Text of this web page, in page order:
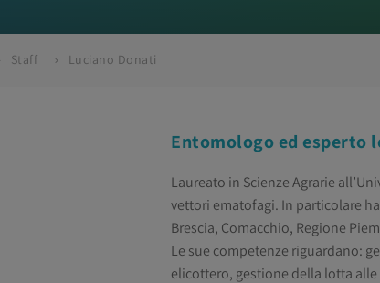
Staff Luciano Donati
Entomologo ed esperto
Laureato in Scienze Agrarie
vettori ematofagi. In particolare
Brescia, Comacchio, Regione
Le sue competenze riguardano:
elicottero, gestione della lotta